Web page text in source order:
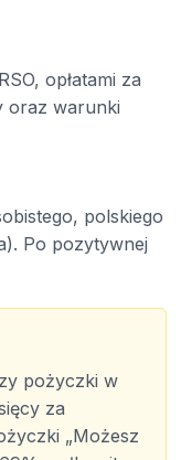
opłatami za
oraz warunki
polskiego
Po pozytywnej
pożyczki w
za
„Możesz